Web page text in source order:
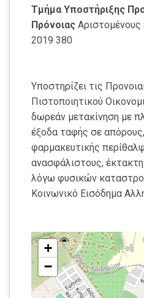
Τμήμα Υποστήριξης
Πρόνοιας Αριστομένους
2019 380
Υποστηρίζει τις
Πιστοποιητικού
δωρεάν μετακίνηση με
έξοδα ταφής σε
φαρμακευτικής
ανασφάλιστους, έκτακτη
λόγω φυσικών
Κοινωνικό Εισόδημα
+
−